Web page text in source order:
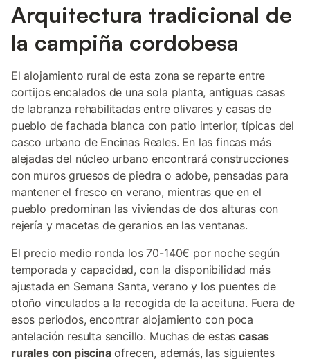
Arquitectura tradicional de
la campiña cordobesa
El alojamiento rural de esta zona se reparte entre
cortijos encalados de una sola planta, antiguas casas
de labranza rehabilitadas entre olivares y casas de
pueblo de fachada blanca con patio interior, típicas del
casco urbano de Encinas Reales. En las fincas más
alejadas del núcleo urbano encontrará construcciones
con muros gruesos de piedra o adobe, pensadas para
mantener el fresco en verano, mientras que en el
pueblo predominan las viviendas de dos alturas con
rejería y macetas de geranios en las ventanas.
El precio medio ronda los 70-140€ por noche según
temporada y capacidad, con la disponibilidad más
ajustada en Semana Santa, verano y los puentes de
otoño vinculados a la recogida de la aceituna. Fuera de
esos periodos, encontrar alojamiento con poca
antelación resulta sencillo. Muchas de estascasas
rurales con piscinaofrecen, además, las siguientes